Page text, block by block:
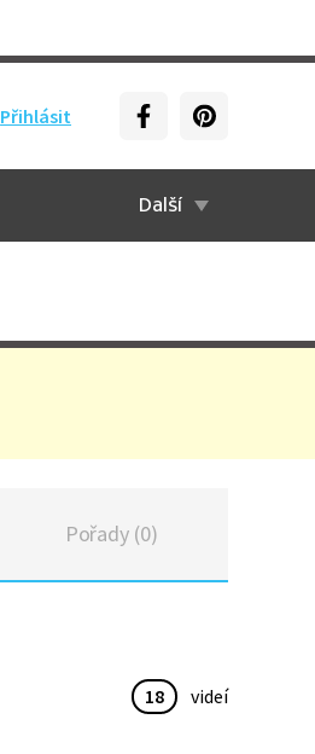
Přihlásit
Další
Pořady (0)
18 videí